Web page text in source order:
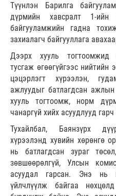
Түүнлэн Барилга
дүрмийн хавсралт 1-
байгууламжийн гадна
захиалагч байгууллага
Дээрх хууль тогтоомжид
тусгаж өгөөгүйгээс
цэцэрлэгт хүрээлэн,
ажлуудыг батлагдсан
хууль тогтоомж, норм
чанаргүй хийх асуудлууд
Тухайлбал, Баянзүрх
хүрээлэнд хувийн хөрөнгө
нь батлагдсан зураг
зөвшөөрөлгүй, Улсын
асуудал гарсан. Энэ нь
үйлчлүүлж байгаа